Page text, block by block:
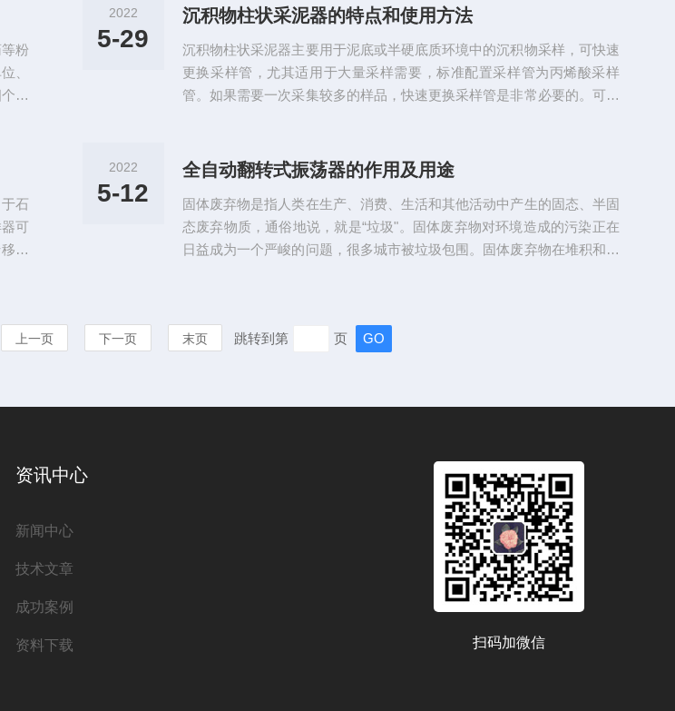
级
3、放入试样，然后放上一个不锈钢滤网，把用超纯水润湿过的滤膜(90m
位；4、放上盖子，用三个...
粉
、
样
相
2022
5-29
沉积物柱状采泥器的特点和使用方法
沉积物柱状采泥器主要用于泥底或半硬底质环境中的沉积物采样，可快速
更换采样管，尤其适用于大量采样需要，标准配置采样管为丙烯酸采样
管。如果需要一次采集较多的样品，快速更换采样管是非常必要的。可以
重，连接绳索，采用重力式采样；2、锁水设计，操作简单快捷；3、可击
样品原始层次结构；7、采样管...
石
可
样
拉
2022
5-12
全自动翻转式振荡器的作用及用途
固体废弃物是指人类在生产、消费、生活和其他活动中产生的固态、半固
态废弃物质，通俗地说，就是“垃圾"。固体废弃物对环境造成的污染正在
日益成为一个严峻的问题，很多城市被垃圾包围。固体废弃物在堆积和未
过程中，遇水浸沥，使其中的有害物质迁移转化，污染环境。浸出实验是
上一页 下一页 末页 跳转到第 页
资讯中心
新闻中心
技术文章
成功案例
资料下载 扫码加微信